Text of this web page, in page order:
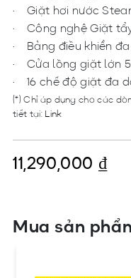
Giặt hơi nước
Công nghệ Giặt
Bảng điều khiển
Cửa lồng giặt lớn
16 chế độ giặt đa
(*) Chỉ áp dụng cho các
tiết tại: Link
11,290,000 ₫
Mua sản